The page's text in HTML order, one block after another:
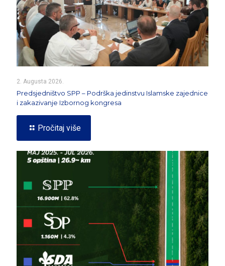
2. Augusta 2026.
Predsjedništvo SPP – Podrška jedinstvu Islamske zajednice
i zakazivanje Izbornog kongresa
Pročitaj više